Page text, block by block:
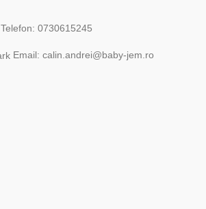
Telefon: 0730615245
Email: calin.andrei@baby-jem.ro